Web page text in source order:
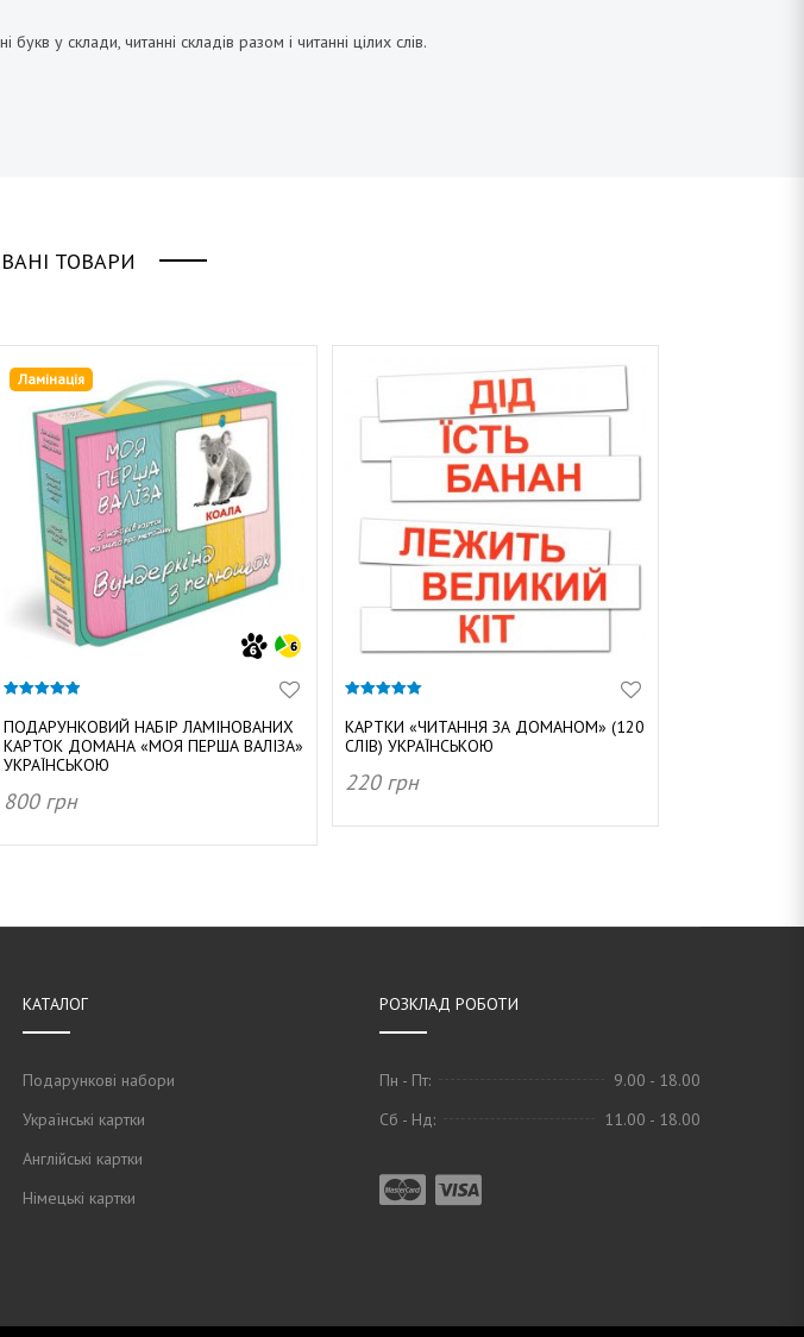
у склади, читанні складів разом і читанні цілих слів.
ТОВАРИ
Ламінація
з 5
ПОДАРУНКОВИЙ НАБІР ЛАМІНОВАНИХ
КАРТОК ДОМАНА «МОЯ ПЕРША ВАЛІЗА»
УКРАЇНСЬКОЮ
800 грн
з 5
КАРТКИ «ЧИТАННЯ ЗА ДОМАНОМ» (120
СЛІВ) УКРАЇНСЬКОЮ
220 грн
КАТАЛОГ
Подарункові набори
Українські картки
Англійські картки
Німецькі картки
РОЗКЛАД РОБОТИ
Пн - Пт:
9.00 - 18.00
Сб - Нд:
11.00 - 18.00